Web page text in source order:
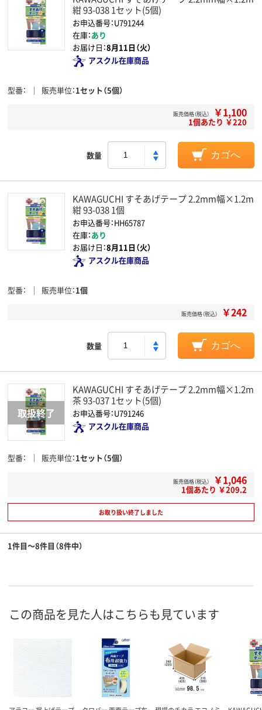
紺 93-038 1セット(5個)
お申込番号：U791244
在庫：あり
お届け日：8月11日（火）
アスクル在庫商品
型番 販売単位 1セット（5個）
販売価格（税込） ￥1,100
1個あたり ￥220
数量 カゴへ
KAWAGUCHI すそあげテープ 2.2mm幅×1.2m
紺 93-038 1個
お申込番号：HH65787
在庫：あり
お届け日：8月11日（火）
アスクル在庫商品
型番 販売単位 1個
販売価格（税込） ￥242
数量 カゴへ
KAWAGUCHI すそあげテープ 2.2mm幅×1.2m
茶 93-037 1セット(5個)
お申込番号：U791246
アスクル在庫商品
型番 販売単位 1セット（5個）
販売価格（税込） ￥1,046
1個あたり ￥209.2
お取り扱い終了しました
1件目～8件目（8件中）
この商品を見た人はこちらも見ています